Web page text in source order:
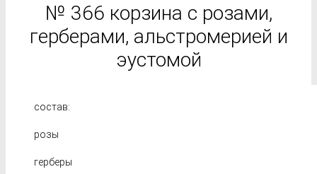
№ 366 корзина с розами,
герберами, альстромерией и
эустомой
состав:
розы
герберы